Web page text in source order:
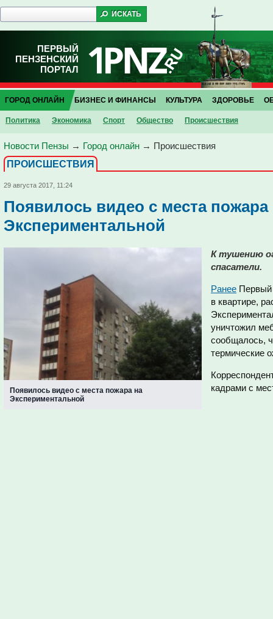
ПЕРВЫЙ
ПЕНЗЕНСКИЙ
ПОРТАЛ
ГОРОД ОНЛАЙН
Политика Экономика Спорт Общество Проиcшествия
БИЗНЕС И ФИНАНСЫ КУЛЬТУРА ЗДОРОВЬЕ
Новости Пензы → Город онлайн → Проиcшествия
ПРОИCШЕСТВИЯ
29 августа 2017, 11:24
Появилось видео с места пожара
Экспериментальной
Появилось видео с места пожара на
Экспериментальной
К тушению
спасатели.
Ранее Первый
в квартире,
уничтожил
сообщалоcь,
термические
кадрами с